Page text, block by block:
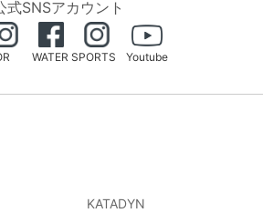
式SNSアカウント
WATER SPORTS Youtube
KATADYN